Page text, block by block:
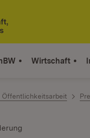
Wirtschaft
Öffentlichkeitsarbeit